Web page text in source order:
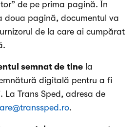
de pe prima pagină. În
doua pagină, documentul va
de la care ai cumpărat
semnat de tine la
digitală pentru a fi
La Trans Sped, adresa de
.